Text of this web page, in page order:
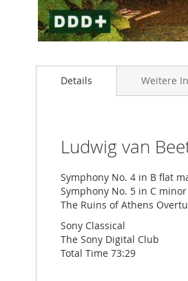
Anfang
Details
Ludwig van
Symphony No. 4 in B flat
Symphony No. 5 in C
The Ruins of Athens
Sony Classical
The Sony Digital Club
Total Time 73:29
Weitere